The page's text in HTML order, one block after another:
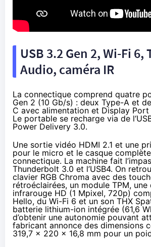
USB 3.2 Gen 2, Wi-Fi 6,
Audio, caméra IR
La connectique comprend quatre
Gen 2 (10 Gb/s) : deux Type-A et
C avec alimentation et Display Port
Le portable se recharge via de
Power Delivery 3.0.
Une sortie vidéo HDMI 2.1 et une
pour le micro et le casque
connectique. La machine fait
Thunderbolt 3.0 et l’USB4. On
clavier RGB Chroma avec des
rétroéclairées, un module TPM, une
infrarouge HD (1 Mpixel, 720p)
Hello, du Wi-Fi 6 et un son THX
batterie lithium-ion intégrée (61,6
d’obtenir une autonomie pouvant
fabricant annonce des dimensions
319,7 x 220 x 16,8 mm pour un